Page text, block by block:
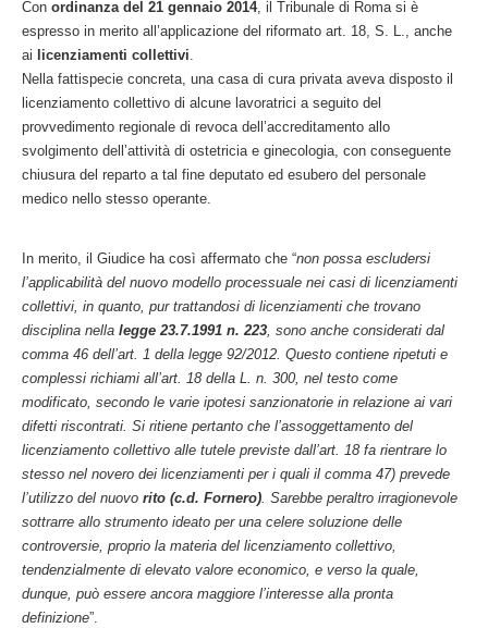
Con ordinanza del 21 gennaio 2014, il Tribunale di Roma si è
espresso in merito all’applicazione del riformato art. 18, S. L., anche
ai
licenziamenti collettivi.
Nella fattispecie concreta, una casa di cura privata aveva disposto il
licenziamento collettivo di alcune lavoratrici a seguito del
provvedimento regionale di revoca dell’accreditamento allo
svolgimento dell’attività di ostetricia e ginecologia, con conseguente
chiusura del reparto a tal fine deputato ed esubero del personale
medico nello stesso operante.
In merito, il Giudice ha così affermato che “non possa escludersi
l’applicabilità del nuovo modello processuale nei casi di licenziamenti
collettivi, in quanto, pur trattandosi di licenziamenti che trovano
disciplina nella legge 23.7.1991 n. 223, sono anche considerati dal
comma 46 dell’art. 1 della legge 92/2012. Questo contiene ripetuti e
complessi richiami all’art. 18 della L. n. 300, nel testo come
modificato, secondo le varie ipotesi sanzionatorie in relazione ai vari
difetti riscontrati. Si ritiene pertanto che l’assoggettamento del
licenziamento collettivo alle tutele previste dall’art. 18 fa rientrare lo
stesso nel novero dei licenziamenti per i quali il comma 47) prevede
l’utilizzo del nuovo rito (c.d. Fornero). Sarebbe peraltro irragionevole
sottrarre allo strumento ideato per una celere soluzione delle
controversie, proprio la materia del licenziamento collettivo,
tendenzialmente di elevato valore economico, e verso la quale,
dunque, può essere ancora maggiore l’interesse alla pronta
definizione”.